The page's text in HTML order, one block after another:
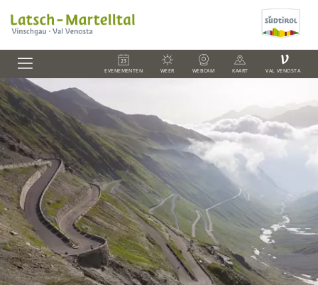
EVENEMENTEN WEER WEBCAM KAART
V
VAL VENOSTA